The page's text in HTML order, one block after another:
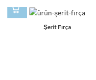
Şerit Fırça